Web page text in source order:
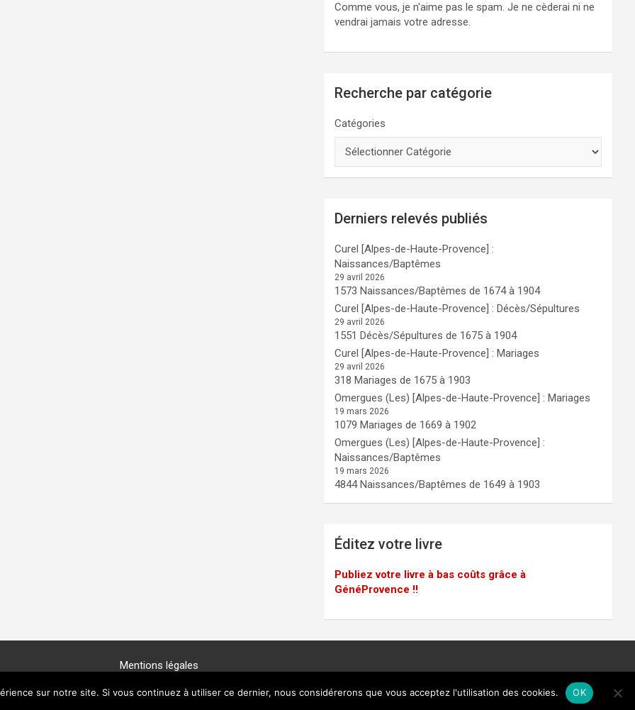
Comme vous, je n'aime pas le spam. Je ne cèderai ni ne
vendrai jamais votre adresse.
Recherche par catégorie
Catégories
Derniers relevés publiés
Curel [Alpes-de-Haute-Provence] :
Naissances/Baptêmes
29 avril 2026
1573 Naissances/Baptêmes de 1674 à 1904
Curel [Alpes-de-Haute-Provence] : Décès/Sépultures
29 avril 2026
1551 Décès/Sépultures de 1675 à 1904
Curel [Alpes-de-Haute-Provence] : Mariages
29 avril 2026
318 Mariages de 1675 à 1903
Omergues (Les) [Alpes-de-Haute-Provence] : Mariages
19 mars 2026
1079 Mariages de 1669 à 1902
Omergues (Les) [Alpes-de-Haute-Provence] :
Naissances/Baptêmes
19 mars 2026
4844 Naissances/Baptêmes de 1649 à 1903
Éditez votre livre
Publiez votre livre à bas coûts grâce à
GénéProvence !!
Mentions légales
Copyright © 2025 -GénéProvence
sur notre site. Si vous continuez à utiliser ce dernier, nous considérerons que vous acceptez l'utilisation des cookies. OK